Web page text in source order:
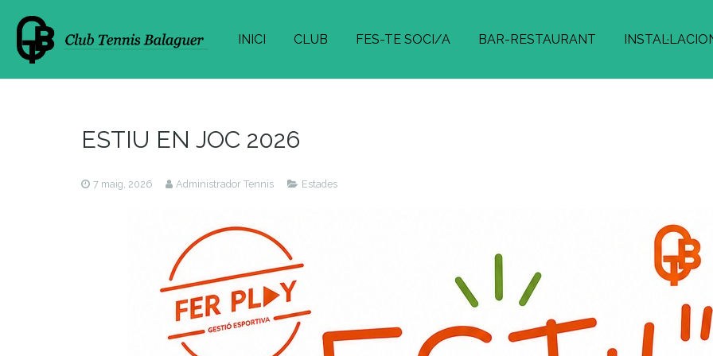
INICI CLUB FES-TE SOCI/A BAR-RESTAURANT
ESTIU EN JOC 2026
7 maig, 2026 Administrador Tennis Estades